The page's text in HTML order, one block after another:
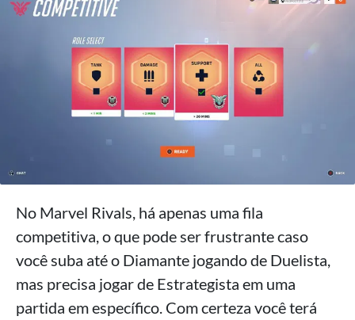
No Marvel Rivals, há apenas uma fila
competitiva, o que pode ser frustrante caso
você suba até o Diamante jogando de Duelista,
mas precisa jogar de Estrategista em uma
partida em específico. Com certeza você terá